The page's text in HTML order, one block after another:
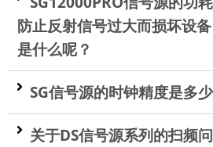
防止反射信号过大而损坏设
是什么呢？
SG信号源的时钟精度是多
关于DS信号源系列的扫频